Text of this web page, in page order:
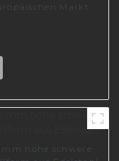
Markt
mm hohe schwere